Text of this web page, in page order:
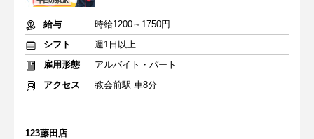
給与
時給1200～1750円
シフト
週1日以上
雇用形態
アルバイト・パート
アクセス
教会前駅 車8分
123藤田店